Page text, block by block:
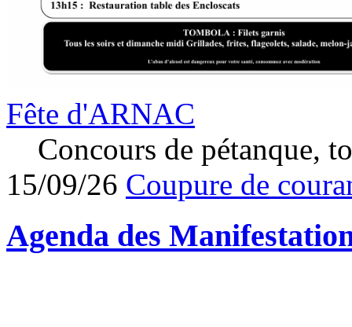
Fête d'ARNAC
Concours de pétanque,
15/09/26 Coupure de
Agenda des